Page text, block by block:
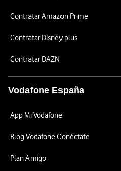
Contratar Amazon Prime
Contratar Disney plus
Contratar DAZN
Vodafone España
App Mi Vodafone
Blog Vodafone Conéctate
Plan Amigo